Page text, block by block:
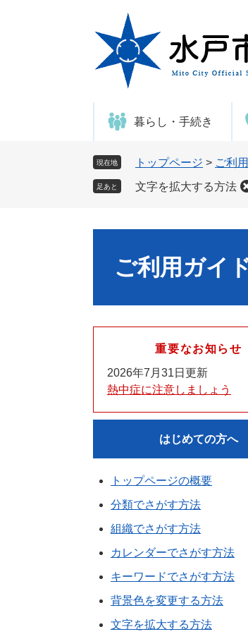
暮らし・手続き
現在地 トップページ > ご利
足あと 文字を拡大する方法
ご利用ガイ
重要なお知らせ
2026年7月31日更新
熱中症に注意しましょう
はじめての方へ
トップページの概要
分類でさがす方法
組織でさがす方法
カレンダーでさがす方法
キーワードでさがす方法
背景色を変更する方法
文字を拡大する方法